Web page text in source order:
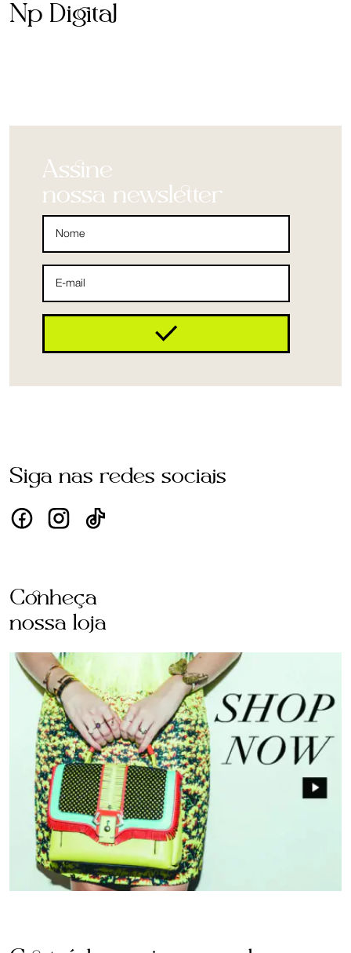
Np Digital
Assine
nossa newsletter
Siga nas redes sociais
Conheça
nossa loja